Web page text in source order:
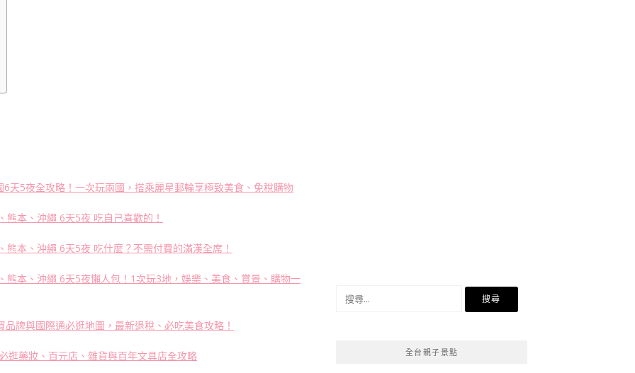
天5夜全攻略！一次玩兩國，搭乘麗星郵輪享極致美食、免稅購物
本、沖繩 6天5夜 吃自己喜歡的！
本、沖繩 6天5夜 吃什麼？不需付費的滿漢全席！
熊本、沖繩 6天5夜懶人包！1次玩3地，娛樂、美食、賞景、購物一
牌與國際通必逛地圖，最新退稅、必吃美食攻略！
逛藥妝、百元店、雜貨與百年文具店全攻略 全台親子景點